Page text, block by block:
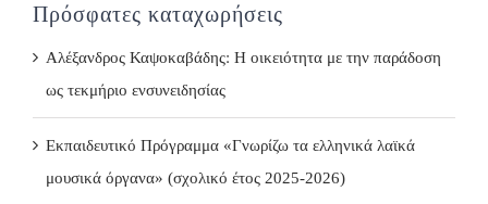
Πρόσφατες καταχωρήσεις
Αλέξανδρος Καψοκαβάδης: Η οικειότητα με την παράδοση
ως τεκμήριο ενσυνειδησίας
Εκπαιδευτικό Πρόγραμμα «Γνωρίζω τα ελληνικά λαϊκά
μουσικά όργανα» (σχολικό έτος 2025-2026)